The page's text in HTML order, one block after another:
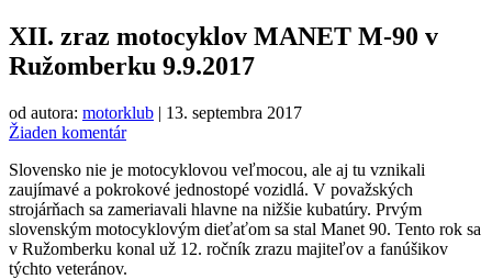
XII. zraz motocyklov MANET M-90 v
Ružomberku 9.9.2017
od autora: motorklub | 13. septembra 2017
Žiaden komentár
Slovensko nie je motocyklovou veľmocou, ale aj tu vznikali
zaujímavé a pokrokové jednostopé vozidlá. V považských
strojárňach sa zameriavali hlavne na nižšie kubatúry. Prvým
slovenským motocyklovým dieťaťom sa stal Manet 90. Tento rok sa
v Ružomberku konal už 12. ročník zrazu majiteľov a fanúšikov
týchto veteránov.